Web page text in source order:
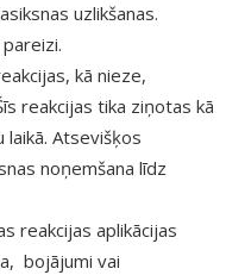
uzlikšanas.
kā nieze,
reakcijas tika ziņotas kā
Atsevišķos
noņemšana līdz
reakcijas aplikācijas
bojājumi vai